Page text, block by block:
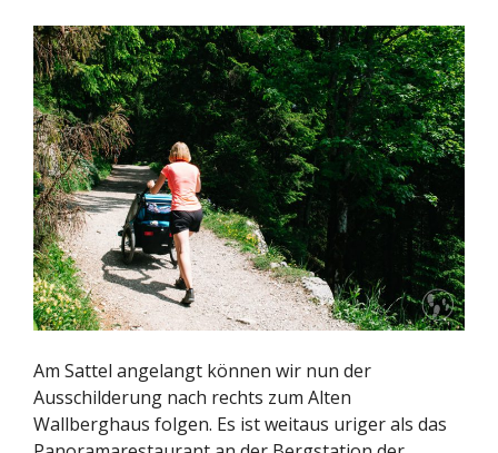
Am Sattel angelangt können wir nun der
Ausschilderung nach rechts zum Alten
Wallberghaus folgen. Es ist weitaus uriger als das